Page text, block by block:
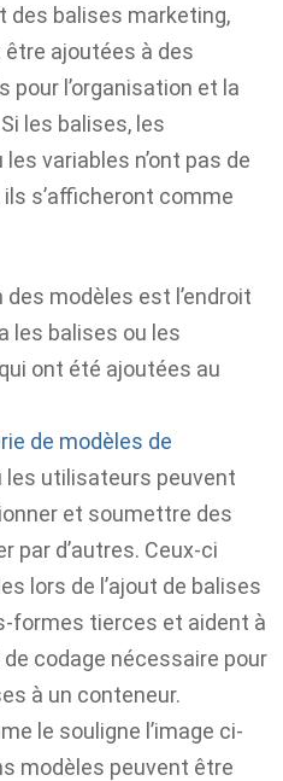
des balises marketing,
ajoutées à des
pour l’organisation et la
les balises, les
variables n’ont pas de
s’afficheront comme
des modèles est l’endroit
les balises ou les
ont été ajoutées au
de modèles de
les utilisateurs peuvent
et soumettre des
par d’autres. Ceux-ci
lors de l’ajout de balises
formes tierces et aident à
codage nécessaire pour
à un conteneur.
le souligne l’image ci-
modèles peuvent être